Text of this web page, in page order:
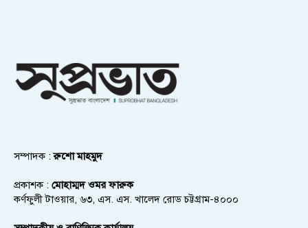
সম্পাদক :রুশো মাহমুদ
প্রকাশক : মোহাম্মদ ওমর ফারুক
কর্ণফুলী টাওয়ার, ৬৩, এস. এস. খালেদ রোড চট্টগ্রাম-৪০০০